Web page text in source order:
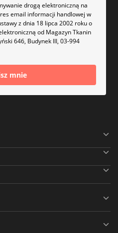
drogą elektroniczną na
email informacji handlowej w
z dnia 18 lipca 2002 roku o
od Magazyn Tkanin
646, Budynek III, 03-994
mnie